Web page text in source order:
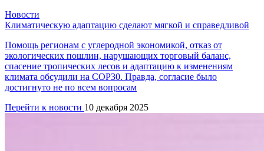
Новости
Климатическую адаптацию сделают мягкой и справедливой
Помощь регионам с углеродной экономикой, отказ от
экологических пошлин, нарушающих торговый баланс,
спасение тропических лесов и адаптацию к изменениям
климата обсудили на СОР30. Правда, согласие было
достигнуто не по всем вопросам
Перейти к новости 10 декабря 2025